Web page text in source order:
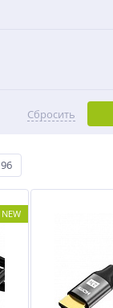
Сбросить
96
NEW